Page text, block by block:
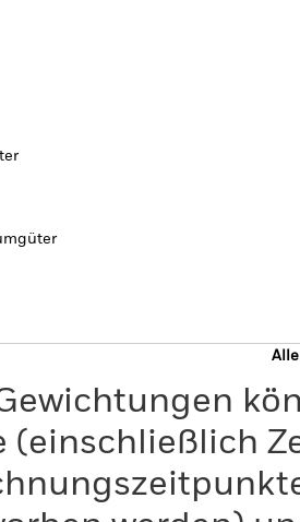
(einschließlich